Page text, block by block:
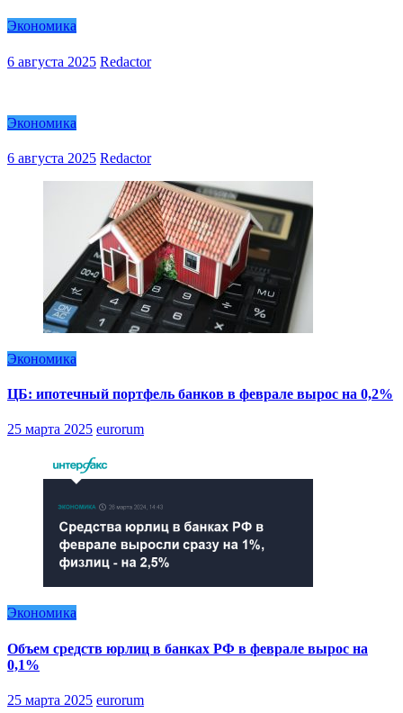
Экономика
6 августа 2025 Redactor
Экономика
6 августа 2025 Redactor
Экономика
ЦБ: ипотечный портфель банков в феврале вырос на 0,2%
25 марта 2025 eurorum
Экономика
Объем средств юрлиц в банках РФ в феврале вырос на
0,1%
25 марта 2025 eurorum